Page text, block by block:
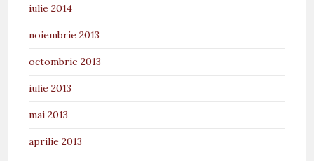
iulie 2014
noiembrie 2013
octombrie 2013
iulie 2013
mai 2013
aprilie 2013